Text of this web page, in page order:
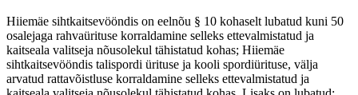
Hiiemäe sihtkaitsevööndis on eelnõu § 10 kohaselt lubatud kuni 50
osalejaga rahvaürituse korraldamine selleks ettevalmistatud ja
kaitseala valitseja nõusolekul tähistatud kohas; Hiiemäe
sihtkaitsevööndis talispordi ürituse ja kooli spordiürituse, välja
arvatud rattavõistluse korraldamine selleks ettevalmistatud ja